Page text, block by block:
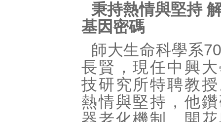
秉持熱情與堅持
基因密碼
師大生命科學系
長賢，現任中興
技研究所特聘教
熱情與堅持，他